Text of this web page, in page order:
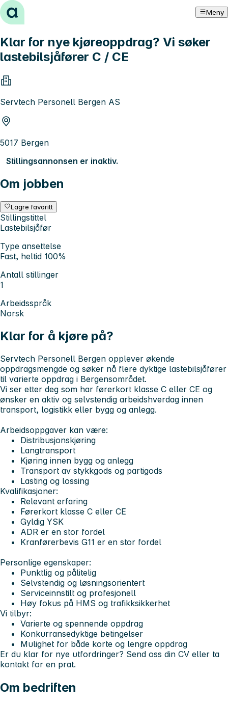
Hopp til innhold Meny
Klar for nye kjøreoppdrag? Vi søker
lastebilsjåfører C / CE
Servtech Personell Bergen AS
5017 Bergen
Stillingsannonsen er inaktiv.
Om jobben
Lagre favoritt
Stillingstittel
Lastebilsjåfør
Type ansettelse
Fast, heltid 100%
Antall stillinger
1
Arbeidsspråk
Norsk
Klar for å kjøre på?
Servtech Personell Bergen opplever økende
oppdragsmengde og søker nå flere dyktige lastebilsjåfører
til varierte oppdrag i Bergensområdet.
Vi ser etter deg som har førerkort klasse C eller CE og
ønsker en aktiv og selvstendig arbeidshverdag innen
transport, logistikk eller bygg og anlegg.
Arbeidsoppgaver kan være:
Distribusjonskjøring
Langtransport
Kjøring innen bygg og anlegg
Transport av stykkgods og partigods
Lasting og lossing
Kvalifikasjoner:
Relevant erfaring
Førerkort klasse C eller CE
Gyldig YSK
ADR er en stor fordel
Kranførerbevis G11 er en stor fordel
Personlige egenskaper:
Punktlig og pålitelig
Selvstendig og løsningsorientert
Serviceinnstilt og profesjonell
Høy fokus på HMS og trafikksikkerhet
Vi tilbyr:
Varierte og spennende oppdrag
Konkurransedyktige betingelser
Mulighet for både korte og lengre oppdrag
Er du klar for nye utfordringer? Send oss din CV eller ta
kontakt for en prat.
Om bedriften